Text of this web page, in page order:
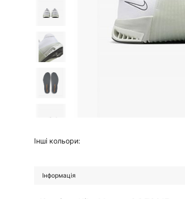
Інші кольори:
Інформація